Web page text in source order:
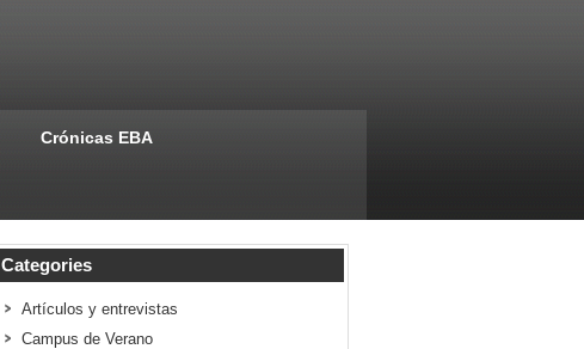
Crónicas EBA
Categories
Artículos y entrevistas
Campus de Verano